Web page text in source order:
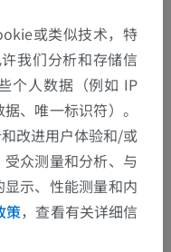
建议。
或类似技术，特
我们分析和存储信
个人数据（例如 IP
、唯一标识符）。
改进用户体验和/或
众测量和分析、与
示、性能测量和内
策，查看有关详细信